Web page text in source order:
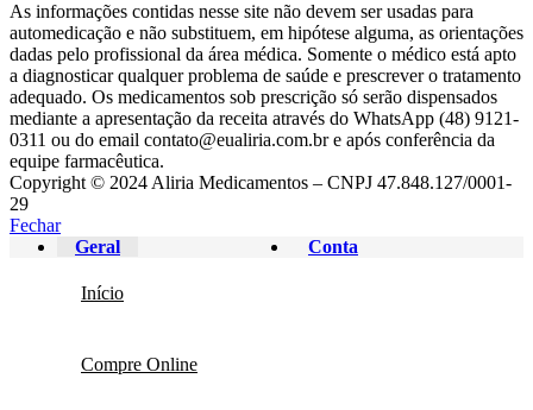
As informações contidas nesse site não devem ser usadas para
automedicação e não substituem, em hipótese alguma, as orientações
dadas pelo profissional da área médica. Somente o médico está apto
a diagnosticar qualquer problema de saúde e prescrever o tratamento
adequado. Os medicamentos sob prescrição só serão dispensados
mediante a apresentação da receita através do WhatsApp (48) 9121-
0311 ou do email contato@eualiria.com.br e após conferência da
equipe farmacêutica.
Copyright © 2024 Aliria Medicamentos – CNPJ 47.848.127/0001-
29
Fechar
Conta
Geral
Início
Compre Online